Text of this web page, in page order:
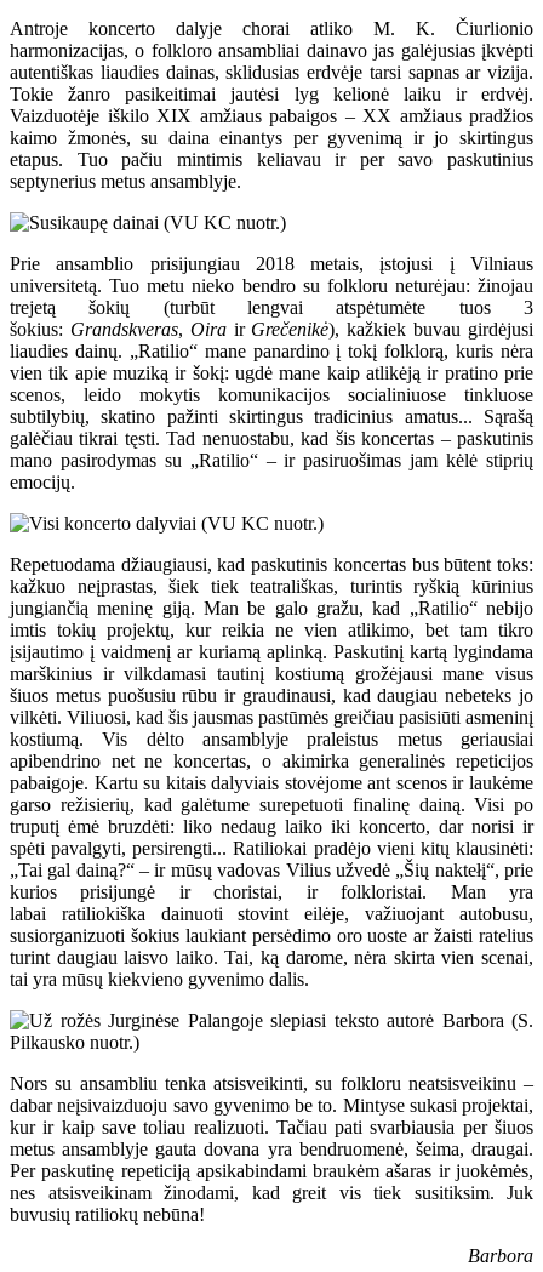
Antroje koncerto dalyje chorai atliko M. K. Čiurlionio
harmonizacijas, o folkloro ansambliai dainavo jas galėjusias įkvėpti
autentiškas liaudies dainas, sklidusias erdvėje tarsi sapnas ar vizija.
Tokie žanro pasikeitimai jautėsi lyg kelionė laiku ir erdvėj.
Vaizduotėje iškilo XIX amžiaus pabaigos – XX amžiaus pradžios
kaimo žmonės, su daina einantys per gyvenimą ir jo skirtingus
etapus. Tuo pačiu mintimis keliavau ir per savo paskutinius
septynerius metus ansamblyje.
Prie ansamblio prisijungiau 2018 metais, įstojusi į Vilniaus
universitetą. Tuo metu nieko bendro su folkloru neturėjau: žinojau
trejetą šokių (turbūt lengvai atspėtumėte tuos 3
šokius: Grandskveras, Oira ir Grečenikė), kažkiek buvau girdėjusi
liaudies dainų. „Ratilio“ mane panardino į tokį folklorą, kuris nėra
vien tik apie muziką ir šokį: ugdė mane kaip atlikėją ir pratino prie
scenos, leido mokytis komunikacijos socialiniuose tinkluose
subtilybių, skatino pažinti skirtingus tradicinius amatus... Sąrašą
galėčiau tikrai tęsti. Tad nenuostabu, kad šis koncertas – paskutinis
mano pasirodymas su „Ratilio“ – ir pasiruošimas jam kėlė stiprių
emocijų.
Repetuodama džiaugiausi, kad paskutinis koncertas bus būtent toks:
kažkuo neįprastas, šiek tiek teatrališkas, turintis ryškią kūrinius
jungiančią meninę giją. Man be galo gražu, kad „Ratilio“ nebijo
imtis tokių projektų, kur reikia ne vien atlikimo, bet tam tikro
įsijautimo į vaidmenį ar kuriamą aplinką. Paskutinį kartą lygindama
marškinius ir vilkdamasi tautinį kostiumą grožėjausi mane visus
šiuos metus puošusiu rūbu ir graudinausi, kad daugiau nebeteks jo
vilkėti. Viliuosi, kad šis jausmas pastūmės greičiau pasisiūti asmeninį
kostiumą. Vis dėlto ansamblyje praleistus metus geriausiai
apibendrino net ne koncertas, o akimirka generalinės repeticijos
pabaigoje. Kartu su kitais dalyviais stovėjome ant scenos ir laukėme
garso režisierių, kad galėtume surepetuoti finalinę dainą. Visi po
truputį ėmė bruzdėti: liko nedaug laiko iki koncerto, dar norisi ir
spėti pavalgyti, persirengti... Ratiliokai pradėjo vieni kitų klausinėti:
„Tai gal dainą?“ – ir mūsų vadovas Vilius užvedė „Šių naktełį“, prie
kurios prisijungė ir choristai, ir folkloristai. Man yra
labai ratiliokiška dainuoti stovint eilėje, važiuojant autobusu,
susiorganizuoti šokius laukiant persėdimo oro uoste ar žaisti ratelius
turint daugiau laisvo laiko. Tai, ką darome, nėra skirta vien scenai,
tai yra mūsų kiekvieno gyvenimo dalis.
Nors su ansambliu tenka atsisveikinti, su folkloru neatsisveikinu –
dabar neįsivaizduoju savo gyvenimo be to. Mintyse sukasi projektai,
kur ir kaip save toliau realizuoti. Tačiau pati svarbiausia per šiuos
metus ansamblyje gauta dovana yra bendruomenė, šeima, draugai.
Per paskutinę repeticiją apsikabindami braukėm ašaras ir juokėmės,
nes atsisveikinam žinodami, kad greit vis tiek susitiksim. Juk
buvusių ratiliokų nebūna!
Barbora